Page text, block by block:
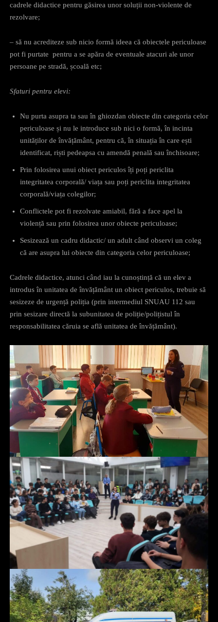
cadrele didactice pentru găsirea unor soluții non-violente de
rezolvare;
– să nu acrediteze sub nicio formă ideea că obiectele periculoase
pot fi purtate pentru a se apăra de eventuale atacuri ale unor
persoane pe stradă, școală etc;
Sfaturi pentru elevi:
Nu purta asupra ta sau în ghiozdan obiecte din categoria celor
periculoase și nu le introduce sub nici o formă, în incinta
unităților de învățământ, pentru că, în situația în care ești
identificat, riști pedeapsa cu amendă penală sau închisoare;
Prin folosirea unui obiect periculos îți poți periclita
integritatea corporală/ viața sau poți periclita integritatea
corporală/viața colegilor;
Conflictele pot fi rezolvate amiabil, fără a face apel la
violență sau prin folosirea unor obiecte periculoase;
Sesizează un cadru didactic/ un adult când observi un coleg
că are asupra lui obiecte din categoria celor periculoase;
Cadrele didactice, atunci când iau la cunoștință că un elev a
introdus în unitatea de învățământ un obiect periculos, trebuie să
sesizeze de urgență poliția (prin intermediul SNUAU 112 sau
prin sesizare directă la subunitatea de poliție/polițistul în
responsabilitatea căruia se află unitatea de învățământ).